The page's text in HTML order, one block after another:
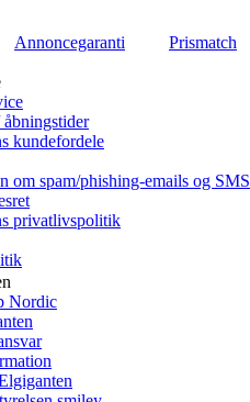
Annoncegaranti Prismatch
åbningstider
kundefordele
om spam/phishing-emails og SMS
privatlivspolitik
Nordic